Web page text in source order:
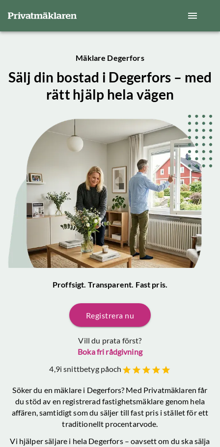
Mäklare Degerfors
Sälj din bostad i Degerfors – med
rätt hjälp hela vägen
Proffsigt. Transparent. Fast pris.
Registrera nu
Vill du prata först?
Boka fri rådgivning
4,9i snittbetyg påoch
Söker du en mäklare i Degerfors? Med Privatmäklaren får
du stöd av en registrerad fastighetsmäklare genom hela
affären, samtidigt som du säljer till fast pris i stället för ett
traditionellt procentarvode.
Vi hjälper säljare i hela Degerfors– oavsett om du ska sälja